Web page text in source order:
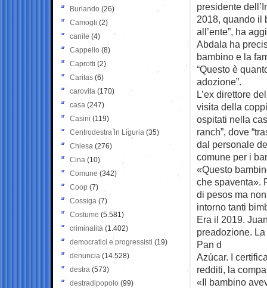
presidente
2018, quando il
all’ente”, ha
Abdala ha
bambino e la
“Questo è
adozione”.
L’ex direttore
visita della
ospitati nella
ranch”, dove
dal personale
comune per i
«Questo
che spaventa».
di pesos ma
intorno tanti
Era il 2019.
preadozione.
Pan d
Azúcar. I
redditi, la
«Il bambino
Burlando (26)
Camogli (2)
canile (4)
Cappello (8)
Caprotti (2)
Caritas (6)
carovita (170)
casa (247)
Casini (119)
Centrodestra in Liguria (35)
Chiesa (276)
Cina (10)
Comune (342)
Coop (7)
Cossiga (7)
Costume (5.581)
criminalità (1.402)
democratici e progressisti (19)
denuncia (14.528)
destra (573)
destradipopolo (99)